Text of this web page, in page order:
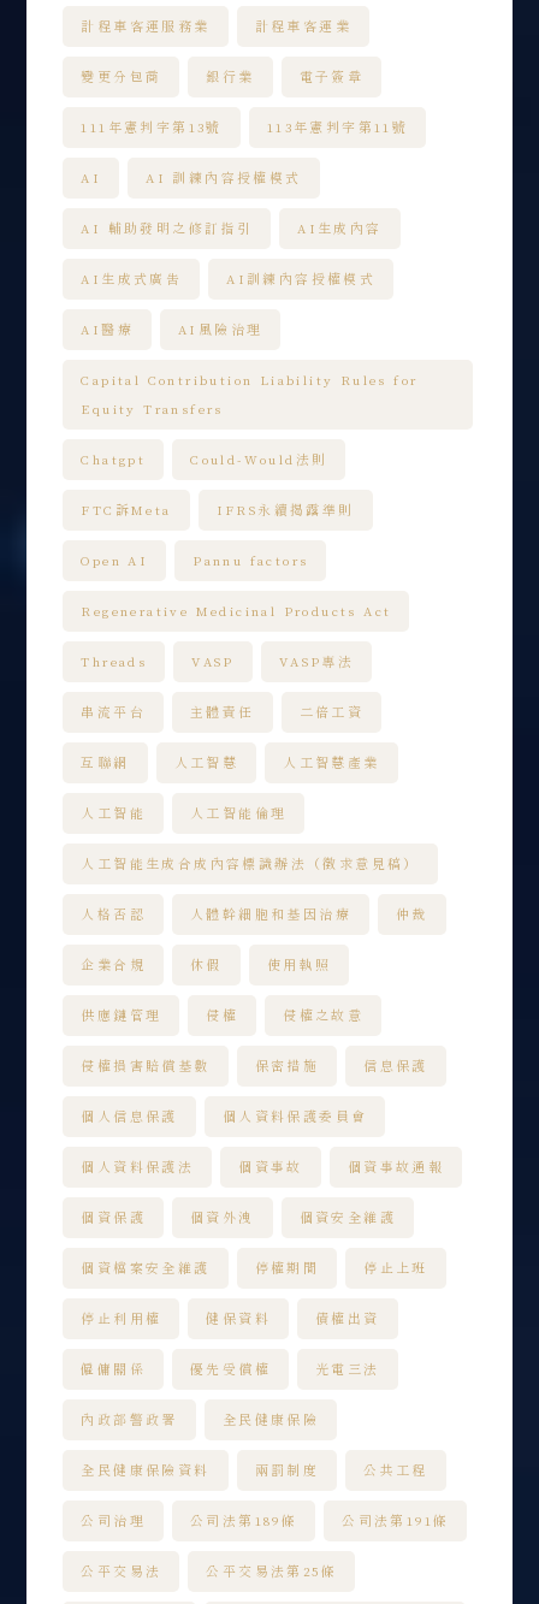
計程車客運服務業 計程車客運業
變更分包商 銀行業 電子簽章
111年憲判字第13號 113年憲判字第11號
AI AI 訓練內容授權模式
AI 輔助發明之修訂指引 AI生成內容
AI生成式廣告 AI訓練內容授權模式
AI醫療 AI風險治理
Capital Contribution Liability Rules for
Equity Transfers
Chatgpt Could-Would法則
FTC訴Meta IFRS永續揭露準則
Open AI Pannu factors
Regenerative Medicinal Products Act
Threads VASP VASP專法
串流平台 主體責任 二倍工資
互聯網 人工智慧 人工智慧產業
人工智能 人工智能倫理
人工智能生成合成內容標識辦法（徵求意見稿）
人格否認 人體幹細胞和基因治療 仲裁
企業合規 休假 使用執照
供應鏈管理 侵權 侵權之故意
侵權損害賠償基數 保密措施 信息保護
個人信息保護 個人資料保護委員會
個人資料保護法 個資事故 個資事故通報
個資保護 個資外洩 個資安全維護
個資檔案安全維護 停權期間 停止上班
停止利用權 健保資料 債權出資
僱傭關係 優先受償權 光電三法
內政部警政署 全民健康保險
全民健康保險資料 兩罰制度 公共工程
公司治理 公司法第189條 公司法第191條
公平交易法 公平交易法第25條